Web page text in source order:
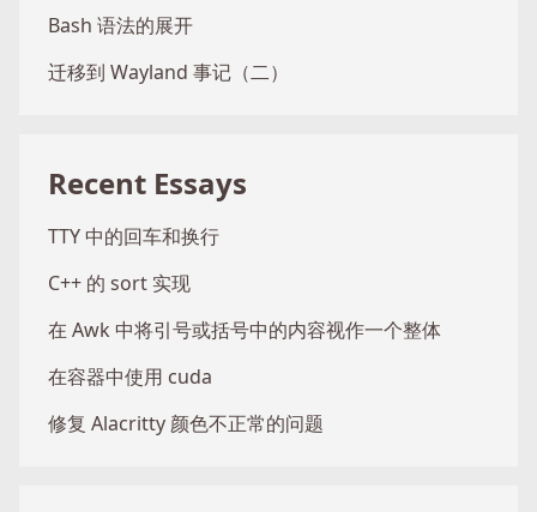
Bash 语法的展开
迁移到 Wayland 事记（二）
Recent Essays
TTY 中的回车和换行
C++ 的 sort 实现
在 Awk 中将引号或括号中的内容视作一个整体
在容器中使用 cuda
修复 Alacritty 颜色不正常的问题